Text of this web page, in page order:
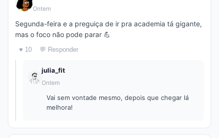
Ontem
Segunda-feira e a preguiça de ir pra academia tá gigante,
mas o foco não pode parar 💪
♥ 10 💬 Responder
julia_fit
Ontem
Vai sem vontade mesmo, depois que chegar lá
melhora!